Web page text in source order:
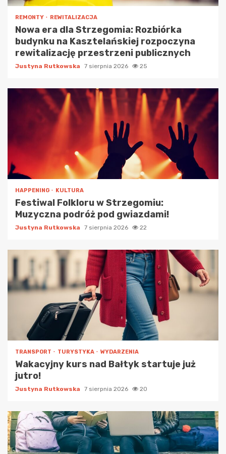
REMONTY REWITALIZACJA
Nowa era dla Strzegomia: Rozbiórka
budynku na Kasztelańskiej rozpoczyna
rewitalizację przestrzeni publicznych
Justyna Rutkowska 7 sierpnia 2026 25
HAPPENING KULTURA
Festiwal Folkloru w Strzegomiu:
Muzyczna podróż pod gwiazdami!
Justyna Rutkowska 7 sierpnia 2026 22
TRANSPORT TURYSTYKA WYDARZENIA
Wakacyjny kurs nad Bałtyk startuje już
jutro!
Justyna Rutkowska 7 sierpnia 2026 20